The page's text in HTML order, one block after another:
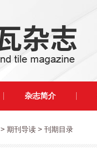
杂志简介
> 期刊导读 > 刊期目录